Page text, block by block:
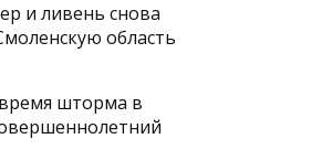
и ливень снова
область
шторма в